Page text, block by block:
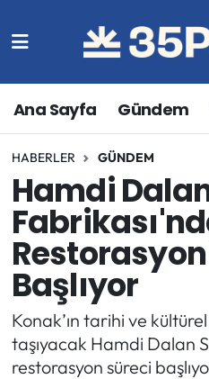
Ana Sayfa Gündem
HABERLER GÜNDEM
Hamdi
Başlıyor
Konak’ın tarihi ve
taşıyacak Hamdi Dalan
restorasyon süreci